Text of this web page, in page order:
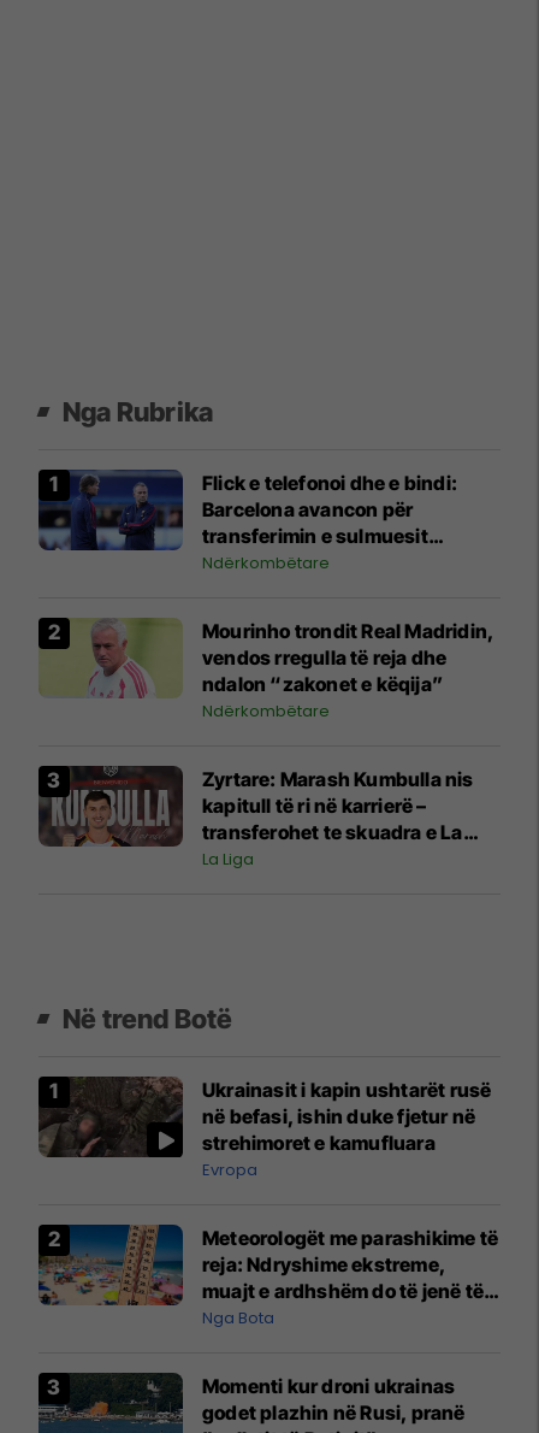
Nga Rubrika
Flick e telefonoi dhe e bindi:
Barcelona avancon për
transferimin e sulmuesit
gjeorgjian
Ndërkombëtare
Mourinho trondit Real Madridin,
vendos rregulla të reja dhe
ndalon “zakonet e këqija”
Ndërkombëtare
Zyrtare: Marash Kumbulla nis
kapitull të ri në karrierë –
transferohet te skuadra e La
Ligas
La Liga
Në trend Botë
Ukrainasit i kapin ushtarët rusë
në befasi, ishin duke fjetur në
strehimoret e kamufluara
Evropa
Meteorologët me parashikime të
reja: Ndryshime ekstreme,
muajt e ardhshëm do të jenë të
pazakontë
Nga Bota
Momenti kur droni ukrainas
godet plazhin në Rusi, pranë